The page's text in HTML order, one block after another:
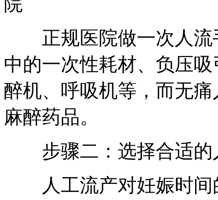
正规医院做一次人流
中的一次性耗材、负压
醉机、呼吸机等，而无
麻醉药品。
步骤二：选择合适的
人工流产对妊娠时间